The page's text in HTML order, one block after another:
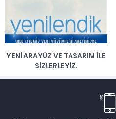
YENI ARAYÜZ VE TASARIM İLE
SIZLERLEYIZ.